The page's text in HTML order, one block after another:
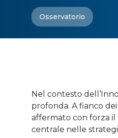
Osservatorio
Nel contesto
profonda. A fianco
affermato con forza
centrale nelle